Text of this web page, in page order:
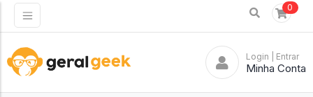
0
Login | Entrar
Minha Conta